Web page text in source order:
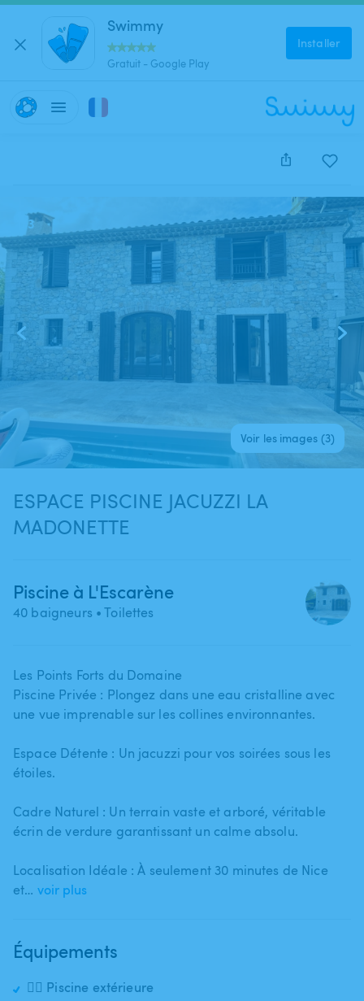
Swimmy
Gratuit - Google Play
Installer
Cette annonce est close et ne peut être réservée.
3
Voir les images (3)
ESPACE PISCINE JACUZZI LA
MADONETTE
Piscine à L'Escarène
40 baigneurs • Toilettes
Les Points Forts du Domaine
Piscine Privée : Plongez dans une eau cristalline avec
une vue imprenable sur les collines environnantes.
Espace Détente : Un jacuzzi pour vos soirées sous les
étoiles.
Cadre Naturel : Un terrain vaste et arboré​,​ véritable
écrin de verdure garantissant un calme absolu.
Localisation Idéale : À seulement 30 minutes de Nice
et… voir plus
Équipements
🏊‍♂️ Piscine extérieure